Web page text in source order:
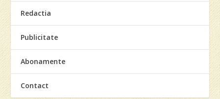
Redactia
Publicitate
Abonamente
Contact